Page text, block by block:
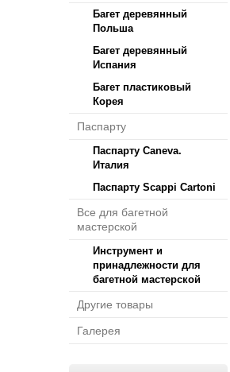
Багет деревянный
Польша
Багет деревянный
Испания
Багет пластиковый
Корея
Паспарту
Паспарту Caneva.
Италия
Паспарту Scappi Cartoni
Все для багетной
мастерской
Инструмент и
принадлежности для
багетной мастерской
Другие товары
Галерея